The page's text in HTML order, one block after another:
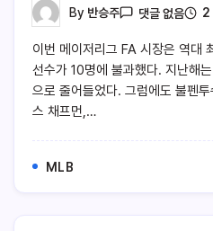
By 반승주 댓글 없음 2
이번 메이저리그 FA 시장은 역대
선수가 10명에 불과했다. 지난해
으로 줄어들었다. 그럼에도 불펜
스 채프먼,…
MLB